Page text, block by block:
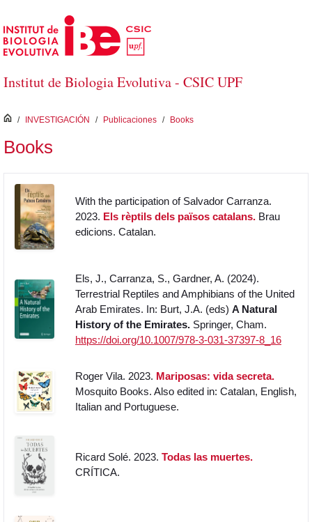
Saltar al contenido principal
Institut de Biologia Evolutiva - CSIC UPF
inici
/ INVESTIGACIÓN / Publicaciones / Books
Books
With the participation of Salvador Carranza.
2023. Els rèptils dels països catalans. Brau
edicions. Catalan.
Els, J., Carranza, S., Gardner, A. (2024).
Terrestrial Reptiles and Amphibians of the United
Arab Emirates. In: Burt, J.A. (eds) A Natural
History of the Emirates. Springer, Cham.
https://doi.org/10.1007/978-3-031-37397-8_16
Roger Vila. 2023. Mariposas: vida secreta.
Mosquito Books. Also edited in: Catalan, English,
Italian and Portuguese.
Ricard Solé. 2023. Todas las muertes.
CRÍTICA.